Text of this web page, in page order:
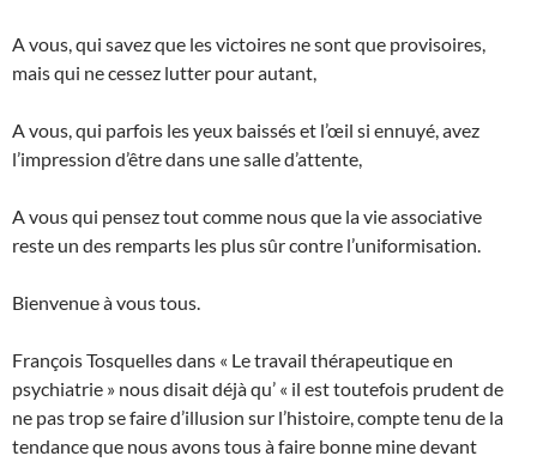
A vous, qui savez que les victoires ne sont que provisoires,
mais qui ne cessez lutter pour autant,
A vous, qui parfois les yeux baissés et l’œil si ennuyé, avez
l’impression d’être dans une salle d’attente,
A vous qui pensez tout comme nous que la vie associative
reste un des remparts les plus sûr contre l’uniformisation.
Bienvenue à vous tous.
François Tosquelles dans « Le travail thérapeutique en
psychiatrie » nous disait déjà qu’ « il est toutefois prudent de
ne pas trop se faire d’illusion sur l’histoire, compte tenu de la
tendance que nous avons tous à faire bonne mine devant